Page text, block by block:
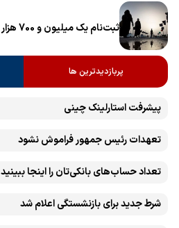
ثبت‌نام یک میلیون و 700 هزار زائر در سامانه سماح ‌
پربازدیدترین ها
پیشرفت ‏استارلینک چینی
تعهدات رئیس جمهور فراموش نشود
تعداد حساب‌های بانکی‌تان را اینجا ببینید
شرط جدید برای بازنشستگی اعلام شد